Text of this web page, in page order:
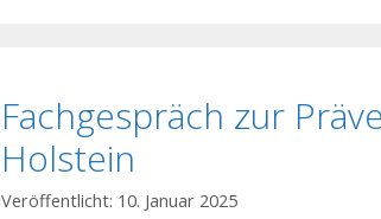
Fachgespräch zur
Holstein
10. Januar 2025